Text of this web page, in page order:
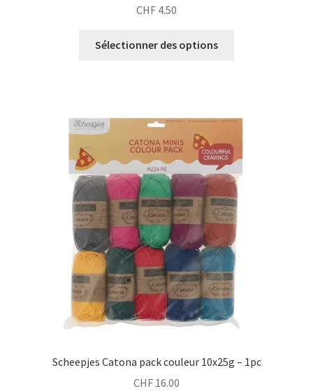
CHF 4.50
Sélectionner des options
Scheepjes Catona pack couleur 10x25g – 1pc
CHF 16.00